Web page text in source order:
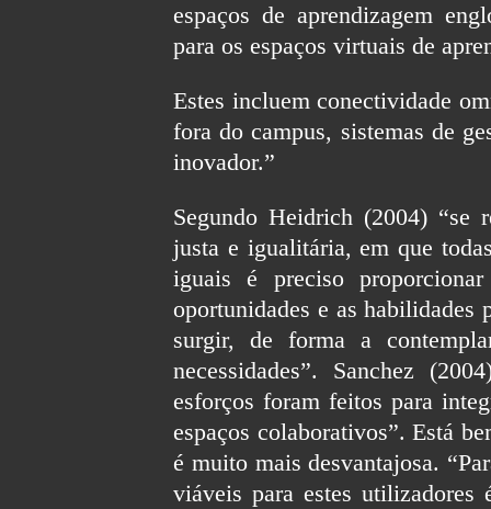
espaços de aprendizagem
para os espaços virtuais de
Estes incluem conectividade
fora do campus, sistemas de
inovador.”
Segundo Heidrich (2004) “se
justa e igualitária, em que
iguais é preciso
oportunidades e as habilidades
surgir, de forma a
necessidades”. Sanchez
esforços foram feitos para
espaços colaborativos”. Está
é muito mais desvantajosa.
viáveis para estes utilizadores